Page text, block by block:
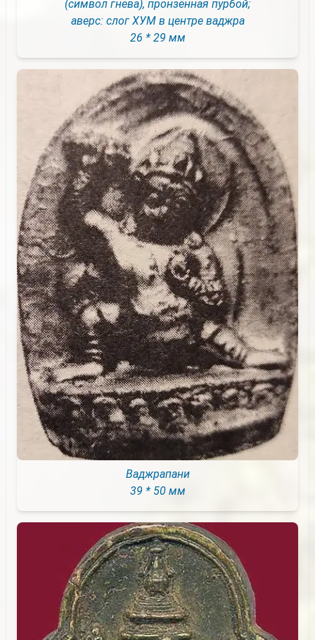
(символ гнева), пронзённая пурбой;
аверс: слог ХУМ в центре ваджра
26 * 29 мм
Ваджрапани
39 * 50 мм